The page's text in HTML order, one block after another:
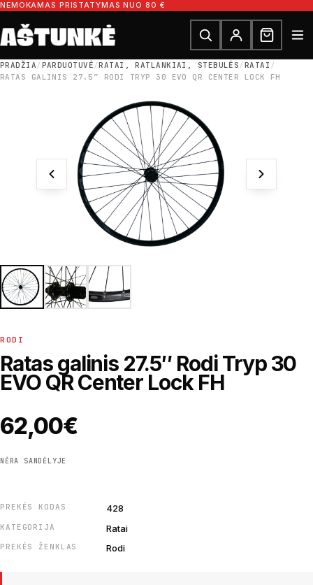
Pereiti prie turinio
NEMOKAMAS PRISTATYMAS NUO 80 €
Ieškoti dalių
Ieškoti
PRADŽIA/PARDUOTUVĖ/RATAI, RATLANKIAI, STEBULĖS/RATAI /
RATAS GALINIS 27.5″ RODI TRYP 30 EVO QR CENTER LOCK FH
RODI
Ratas galinis 27.5″ Rodi Tryp 30
EVO QR Center Lock FH
62,00€
NĖRA SANDĖLYJE
PREKĖS KODAS 428
KATEGORIJA Ratai
PREKĖS ŽENKLAS Rodi